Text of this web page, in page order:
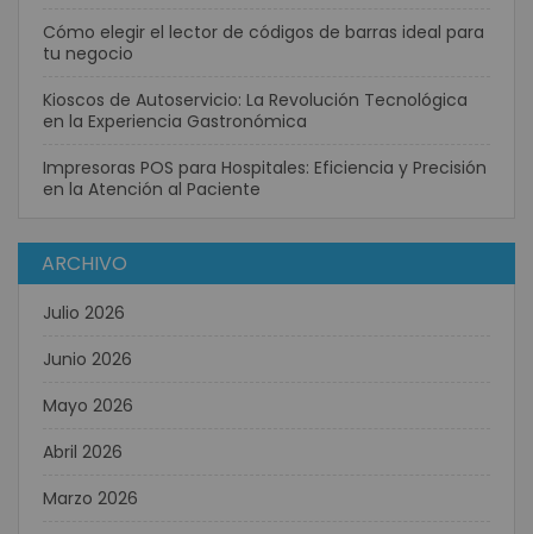
Cómo elegir el lector de códigos de barras ideal para
tu negocio
Kioscos de Autoservicio: La Revolución Tecnológica
en la Experiencia Gastronómica
Impresoras POS para Hospitales: Eficiencia y Precisión
en la Atención al Paciente
ARCHIVO
Julio 2026
Junio 2026
Mayo 2026
Abril 2026
Marzo 2026